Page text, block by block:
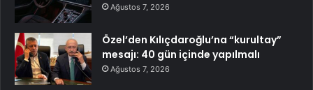
Ağustos 7, 2026
Özel’den Kılıçdaroğlu’na “kurultay”
mesajı: 40 gün içinde yapılmalı
Ağustos 7, 2026